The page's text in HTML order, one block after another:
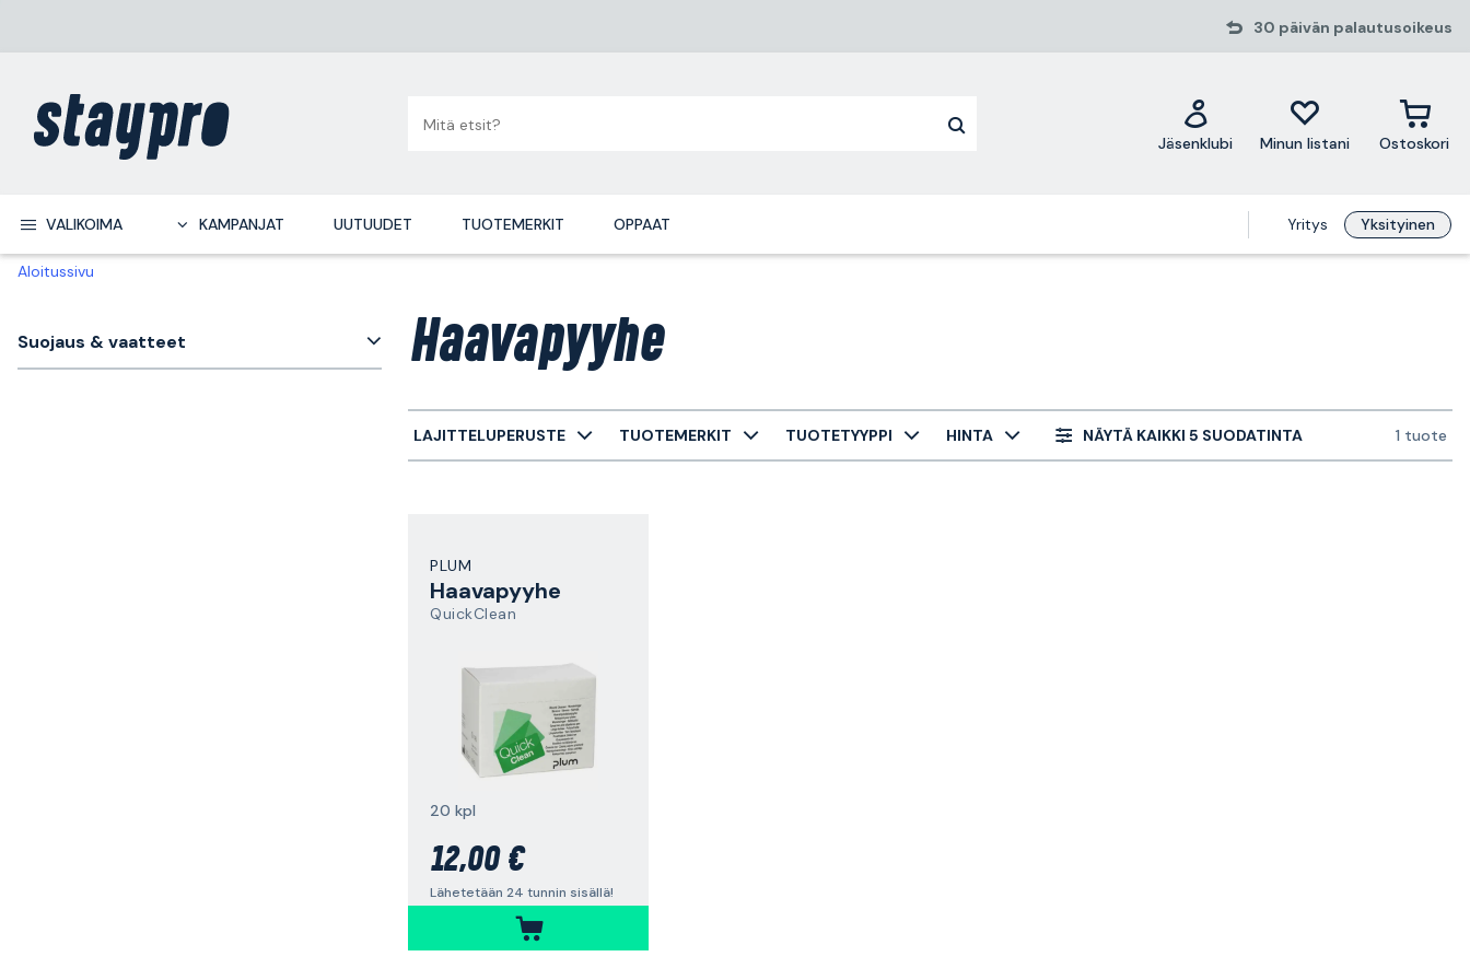
30 päivän palautusoikeus
Jäsenklubi Minun listani Ostoskori
VALIKOIMA KAMPANJAT UUTUUDET TUOTEMERKIT OPPAAT Yritys Yksityinen
Aloitussivu
Suojaus & vaatteet Haavapyyhe
LAJITTELUPERUSTE TUOTEMERKIT TUOTETYYPPI HINTA NÄYTÄ KAIKKI 5 SUODATINTA 1 tuote
PLUM
Haavapyyhe
QuickClean
20 kpl
12,00 €
Lähetetään 24 tunnin sisällä!